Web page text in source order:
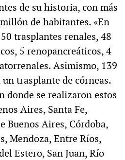
de su historia, con más
de habitantes. «En
trasplantes renales, 48
5 renopancreáticos, 4
Asimismo, 139
trasplante de córneas.
donde se realizaron estos
Aires, Santa Fe,
Buenos Aires, Córdoba,
Mendoza, Entre Ríos,
Estero, San Juan, Río